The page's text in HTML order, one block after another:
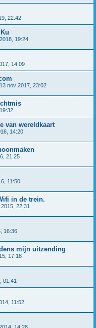
22:42
19:24
14:09
13 nov 2017, 23:02
van wereldkaart
14:20
21:25
11:50
in de trein.
22:31
16:36
mijn uitzending
17:18
01:41
11:52